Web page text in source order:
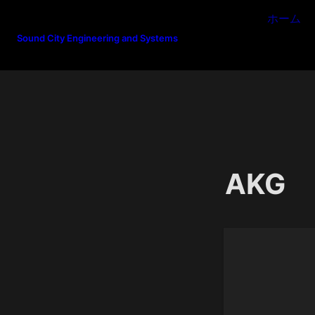
Sound City Engineering and Systems
ホーム
AKG